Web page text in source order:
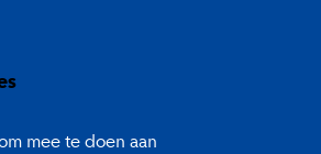
mee te doen aan